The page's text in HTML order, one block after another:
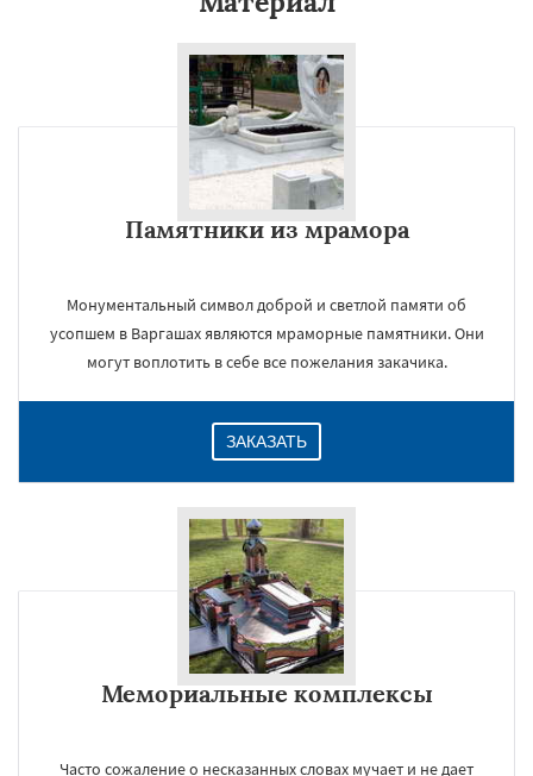
Памятники из мрамора
Монументальный символ доброй и светлой памяти об
усопшем в Варгашах являются мраморные памятники. Они
могут воплотить в себе все пожелания закачика.
ЗАКАЗАТЬ
Мемориальные комплексы
Часто сожаление о несказанных словах мучает и не дает